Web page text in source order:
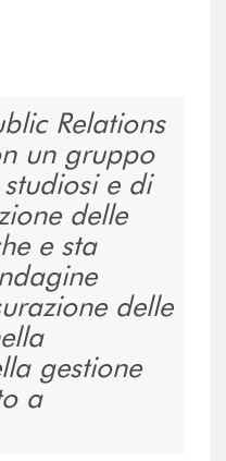
Relations
un gruppo
e di
delle
e sta
delle
gestione
a